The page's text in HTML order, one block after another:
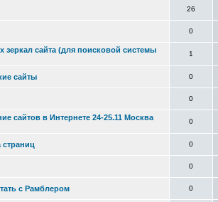
26
0
зеркал сайта (для поисковой системы
1
сайты 0
0
сайтов в Интернете 24-25.11 Москва
0
страниц 0
0
с Рамблером 0